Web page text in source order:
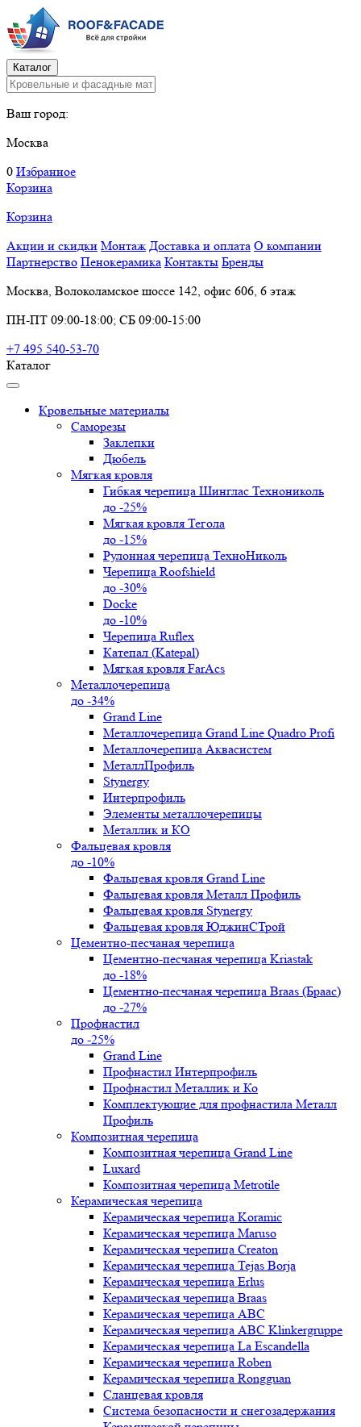
Каталог
Ваш город:
Москва
0 Избранное
Корзина
Корзина
Акции и скидки Монтаж Доставка и оплата О компании
Партнерство Пенокерамика Контакты Бренды
Москва, Волоколамское шоссе 142, офис 606, 6 этаж
ПН-ПТ 09:00-18:00; СБ 09:00-15:00
+7 495 540-53-70
Каталог
Кровельные материалы
Саморезы
Заклепки
Дюбель
Мягкая кровля
Гибкая черепица Шинглас Технониколь
до -25%
Мягкая кровля Тегола
до -15%
Рулонная черепица ТехноНиколь
Черепица Roofshield
до -30%
Docke
до -10%
Черепица Ruflex
Катепал (Katepal)
Мягкая кровля FarAcs
Металлочерепица
до -34%
Grand Line
Металлочерепица Grand Line Quadro Profi
Металлочерепица Аквасистем
МеталлПрофиль
Stynergy
Интерпрофиль
Элементы металлочерепицы
Металлик и КО
Фальцевая кровля
до -10%
Фальцевая кровля Grand Line
Фальцевая кровля Металл Профиль
Фальцевая кровля Stynergy
Фальцевая кровля ЮджинСТрой
Цементно-песчаная черепица
Цементно-песчаная черепица Kriastak
до -18%
Цементно-песчаная черепица Braas (Браас)
до -27%
Профнастил
до -25%
Grand Line
Профнастил Интерпрофиль
Профнастил Металлик и Ко
Комплектующие для профнастила Металл
Профиль
Композитная черепица
Композитная черепица Grand Line
Luxard
Композитная черепица Metrotile
Керамическая черепица
Керамическая черепица Koramic
Керамическая черепица Maruso
Керамическая черепица Creaton
Керамическая черепица Tejas Borja
Керамическая черепица Erlus
Керамическая черепица Braas
Керамическая черепица ABC
Керамическая черепица ABC Klinkergruppe
Керамическая черепица La Escandella
Керамическая черепица Roben
Керамическая черепица Rongguan
Сланцевая кровля
Система безопасности и снегозадержания